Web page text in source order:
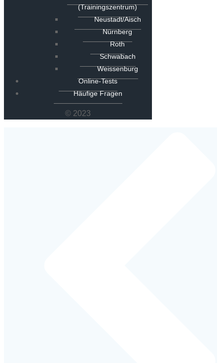
(Trainingszentrum)
Neustadt/Aisch
Nürnberg
Roth
Schwabach
Weissenburg
Online-Tests
Häufige Fragen
© 2023